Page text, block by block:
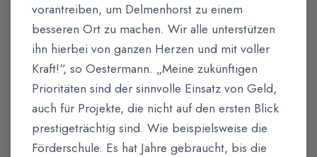
vorantreiben, um Delmenhorst zu einem
besseren Ort zu machen. Wir alle unterstützen
ihn hierbei von ganzen Herzen und mit voller
Kraft!“, so Oestermann. „Meine zukünftigen
Prioritäten sind der sinnvolle Einsatz von Geld,
auch für Projekte, die nicht auf den ersten Blick
prestigeträchtig sind. Wie beispielsweise die
Förderschule. Es hat Jahre gebraucht, bis die